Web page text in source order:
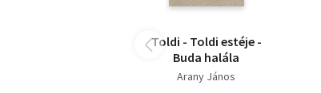
Toldi - Toldi estéje -
Buda halála
Arany János